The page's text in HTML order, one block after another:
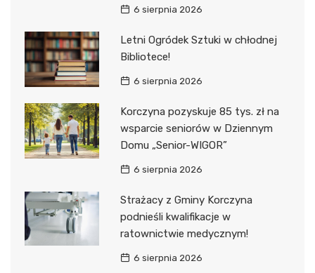
6 sierpnia 2026
Letni Ogródek Sztuki w chłodnej
Bibliotece!
6 sierpnia 2026
Korczyna pozyskuje 85 tys. zł na
wsparcie seniorów w Dziennym
Domu „Senior-WIGOR”
6 sierpnia 2026
Strażacy z Gminy Korczyna
podnieśli kwalifikacje w
ratownictwie medycznym!
6 sierpnia 2026